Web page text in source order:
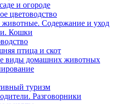
и огороде
цветоводство
Содержание и уход
Кошки
птица и скот
виды домашних животных
туризм
Разговорники